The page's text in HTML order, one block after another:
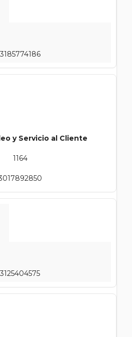
3185774186
y Servicio al Cliente
1164
3125404575